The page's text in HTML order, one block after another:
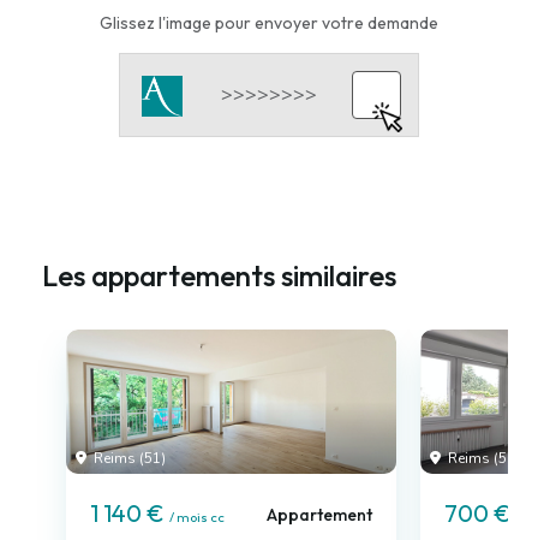
Glissez l'image pour envoyer votre demande
Les appartements similaires
Reims (51)
1 140 € / mois cc Appartement
Reims (51)
700 €